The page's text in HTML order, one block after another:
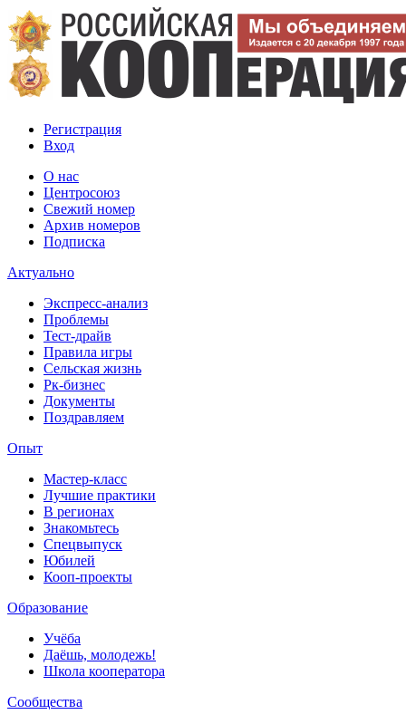
Регистрация
Вход
О нас
Центросоюз
Свежий номер
Архив номеров
Подписка
Актуально
Экспресс-анализ
Проблемы
Тест-драйв
Правила игры
Сельская жизнь
Рк-бизнес
Документы
Поздравляем
Опыт
Мастер-класс
Лучшие практики
В регионах
Знакомьтесь
Спецвыпуск
Юбилей
Кооп-проекты
Образование
Учёба
Даёшь, молодежь!
Школа кооператора
Сообщества